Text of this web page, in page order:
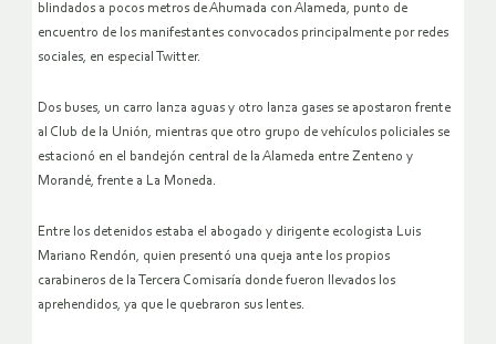
blindados a pocos metros de Ahumada con Alameda, punto de
encuentro de los manifestantes convocados principalmente por redes
sociales, en especial Twitter.
Dos buses, un carro lanza aguas y otro lanza gases se apostaron frente
al Club de la Unión, mientras que otro grupo de vehículos policiales se
estacionó en el bandejón central de la Alameda entre Zenteno y
Morandé, frente a La Moneda.
Entre los detenidos estaba el abogado y dirigente ecologista Luis
Mariano Rendón, quien presentó una queja ante los propios
carabineros de la Tercera Comisaría donde fueron llevados los
aprehendidos, ya que le quebraron sus lentes.